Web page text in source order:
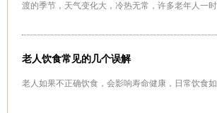
渡的季节，天气变化大，冷热无常，许多老年人一
老人饮食常见的几个误解
老人如果不正确饮食，会影响寿命健康，日常饮食